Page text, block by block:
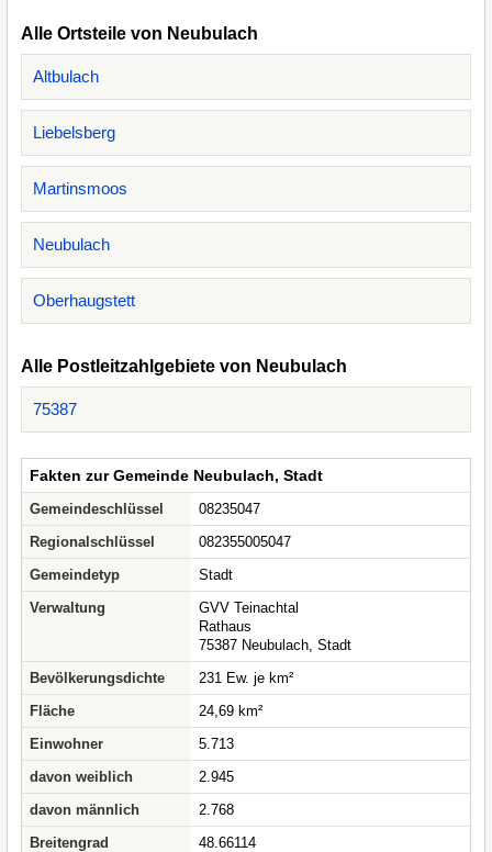
Alle Ortsteile von Neubulach
Altbulach
Liebelsberg
Martinsmoos
Neubulach
Oberhaugstett
Alle Postleitzahlgebiete von Neubulach
75387
Fakten zur Gemeinde Neubulach, Stadt
Gemeindeschlüssel
08235047
Regionalschlüssel
082355005047
Gemeindetyp
Stadt
Verwaltung
GVV Teinachtal
Rathaus
75387 Neubulach, Stadt
Bevölkerungsdichte
231 Ew. je km²
Fläche
24,69 km²
Einwohner
5.713
davon weiblich
2.945
davon männlich
2.768
Breitengrad
48.66114